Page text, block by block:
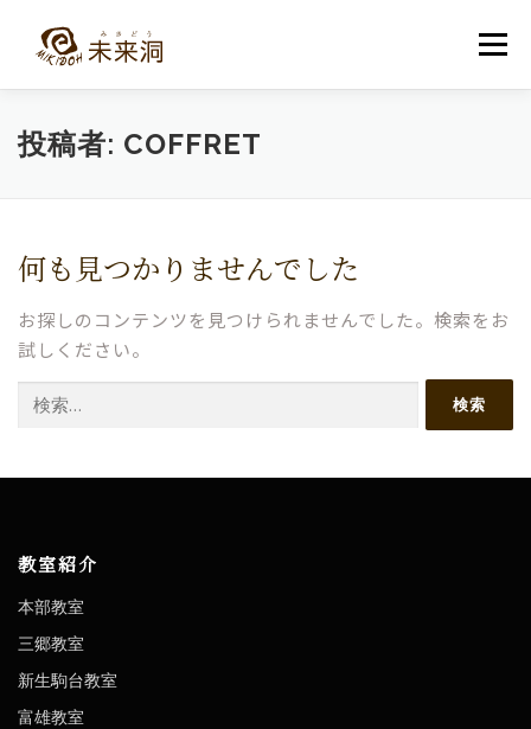
メニュー
教室紹介 未来洞について
投稿者: COFFRET
何も見つかりませんでした
お探しのコンテンツを見つけられませんでした。検索をお
試しください。
索:
教室紹介
本部教室
三郷教室
新生駒台教室
富雄教室